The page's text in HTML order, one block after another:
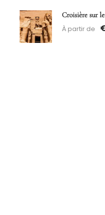
Croisière sur
À partir de